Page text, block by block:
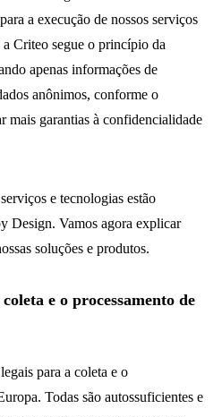
a execução de nossos serviços
a Criteo segue o princípio da
apenas informações de
anônimos, conforme o
mais garantias à confidencialidade
e tecnologias estão
Design. Vamos agora explicar
soluções e produtos.
e o processamento de
para a coleta e o
Todas são autossuficientes e